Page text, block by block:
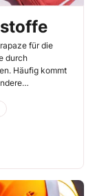
für die
durch
Häufig kommt